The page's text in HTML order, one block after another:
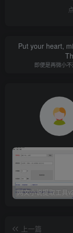
Put your heart,
即便是再微小
上一篇